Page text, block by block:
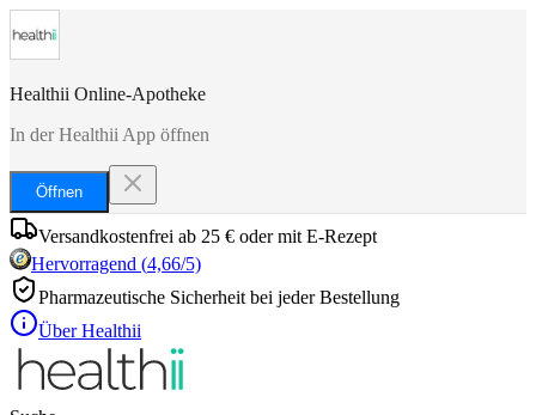
Healthii Online-Apotheke
In der Healthii App öffnen
Öffnen
Versandkostenfrei ab 25 € oder mit E-Rezept
Hervorragend (4,66/5)
Pharmazeutische Sicherheit bei jeder Bestellung
Über Healthii